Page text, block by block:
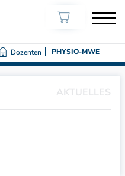
Dozenten PHYSIO-MWE
AKTUELLES